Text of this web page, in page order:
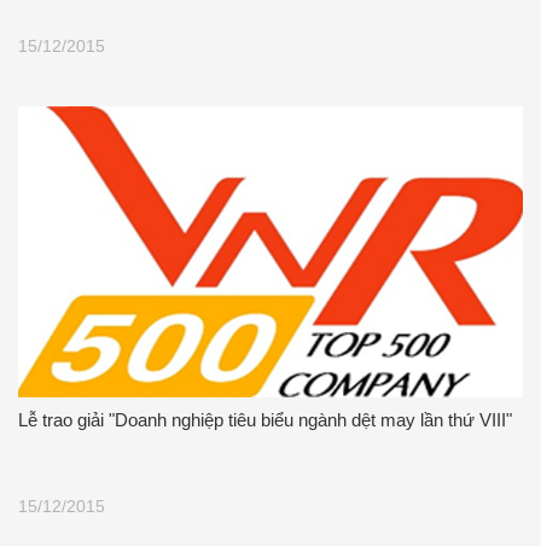
15/12/2015
Lễ trao giải "Doanh nghiệp tiêu biểu ngành dệt may lần thứ VIII"
15/12/2015